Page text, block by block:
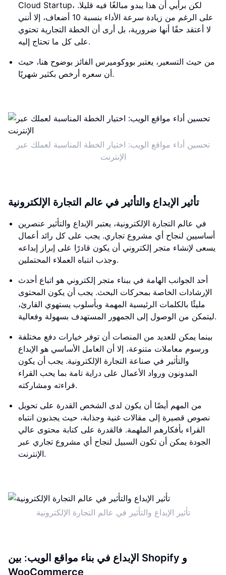
Cloud Startup، لكن برأيي أن هذا يبدو مبالغًا فيه قليلا.
على الرغم من زيادة سرعة الأداء بنسبة 10 أضعاف، إلا أنني
لا أعتقد حقًا أنها ضرورية، بل أرى أن الخطة التجارية تحتوي
على كل ما تحتاج إليه.
من حيث التسعير، يعتبر بووكوميرس الفائز بوضوح هنا، حيث
أن سعره أرخص بكثير شهريًا.
تحسين أداء مواقع الويب: اختيار الخطة المناسبة لعملك عبر
الإنترنت
تأثير الإبداع والتأثير في عالم التجارة الإلكترونية
في عالم التجارة الإلكترونية، يعتبر الإبداع والتأثير عنصرين
أساسيين لنجاح أي مشروع تجاري. يجب على كل رائد أعمال
يسعى لإنشاء متجر إلكتروني أن يكون قادرًا على إبراز إبداعه
وجذب انتباه العملاء المحتملين.
أحد الجوانب الهامة في ببناء متجر إلكتروني هو اتباع أحدث
الإرشادات الخاصة بمحركات البحث. يجب أن يكون المحتوى
مليئًا بالكلمات الرئيسية المهمة وبأسلوب يستهوي القارئ،
ليتمكن من الوصول إلى الجمهور المستهدف بسهولة وفعالية.
بينما يمكن للعديد من المنصات أن توفر خيارات دفع مختلفة
ورسوم معاملات متنوعة، إلا أن العامل الأساسي هو الإبداع
والتأثير في صناعة التجارة الإلكترونية. يجب أن يكون
المدونون ورواد الأعمال على دراية تامة بما يحب القراء
قراءته ومشاركته.
من المهم أيضًا أن يكون لدى الشخص القدرة على تحويل
نصوص قصيرة إلى مقالات غنية وجذابة، حيث يجذبون انتباه
القراء بأفكارهم الملهمة. فالقدرة على كتابة محتوى عالي
الجودة يمكن أن تكون السبيل لنجاح أي مشروع تجاري عبر
الإنترنت.
تأثير الإبداع والتأثير في عالم التجارة الإلكترونية
الإبداع في بناء مواقع الويب: بين Shopify و
WooCommerce